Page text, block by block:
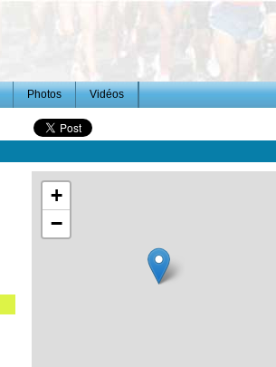
Photos Vidéos
+
−